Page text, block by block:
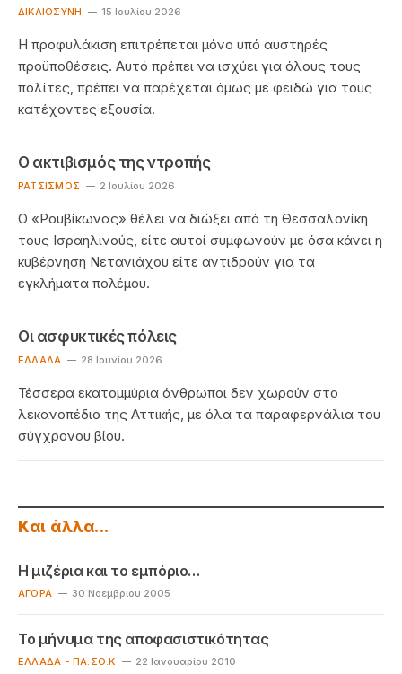
ΔΙΚΑΙΟΣΎΝΗ 15 Ιουλίου 2026
Η προφυλάκιση επιτρέπεται μόνο υπό αυστηρές
προϋποθέσεις. Αυτό πρέπει να ισχύει για όλους τους
πολίτες, πρέπει να παρέχεται όμως με φειδώ για τους
κατέχοντες εξουσία.
Ο ακτιβισμός της ντροπής
ΡΑΤΣΙΣΜΌΣ 2 Ιουλίου 2026
Ο «Ρουβίκωνας» θέλει να διώξει από τη Θεσσαλονίκη
τους Ισραηλινούς, είτε αυτοί συμφωνούν με όσα κάνει η
κυβέρνηση Νετανιάχου είτε αντιδρούν για τα
εγκλήματα πολέμου.
Οι ασφυκτικές πόλεις
EΛΛΆΔΑ 28 Ιουνίου 2026
Τέσσερα εκατομμύρια άνθρωποι δεν χωρούν στο
λεκανοπέδιο της Αττικής, με όλα τα παραφερνάλια του
σύγχρονου βίου.
Και άλλα...
Η μιζέρια και το εμπόριο…
ΑΓΟΡΆ 30 Νοεμβρίου 2005
Το μήνυμα της αποφασιστικότητας
ΕΛΛΆΔΑ - ΠΑ.ΣΟ.Κ 22 Ιανουαρίου 2010